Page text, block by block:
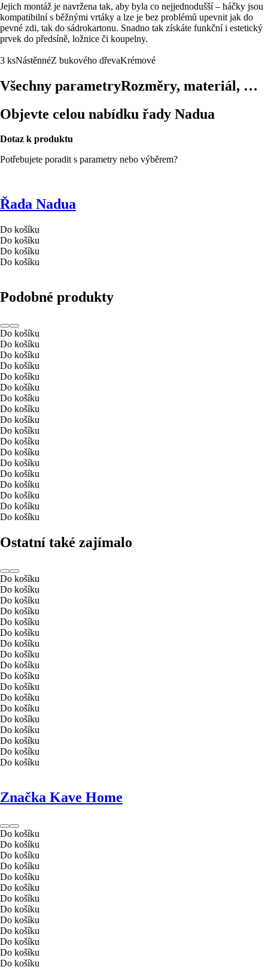
Jejich montáž je navržena tak, aby byla co nejjednodušší – háčky jsou
kompatibilní s běžnými vrtáky a lze je bez problémů upevnit jak do
pevné zdi, tak do sádrokartonu. Snadno tak získáte funkční i estetický
prvek do předsíně, ložnice či koupelny.
3 ksNástěnnéZ bukového dřevaKrémové
Všechny parametryRozměry, materiál, …
Objevte celou nabídku řady Nadua
Dotaz k produktu
Potřebujete poradit s parametry nebo výběrem?
Řada Nadua
Do košíku
Do košíku
Do košíku
Do košíku
Podobné produkty
Do košíku
Do košíku
Do košíku
Do košíku
Do košíku
Do košíku
Do košíku
Do košíku
Do košíku
Do košíku
Do košíku
Do košíku
Do košíku
Do košíku
Do košíku
Do košíku
Do košíku
Do košíku
Ostatní také zajímalo
Do košíku
Do košíku
Do košíku
Do košíku
Do košíku
Do košíku
Do košíku
Do košíku
Do košíku
Do košíku
Do košíku
Do košíku
Do košíku
Do košíku
Do košíku
Do košíku
Do košíku
Do košíku
Značka Kave Home
Do košíku
Do košíku
Do košíku
Do košíku
Do košíku
Do košíku
Do košíku
Do košíku
Do košíku
Do košíku
Do košíku
Do košíku
Do košíku